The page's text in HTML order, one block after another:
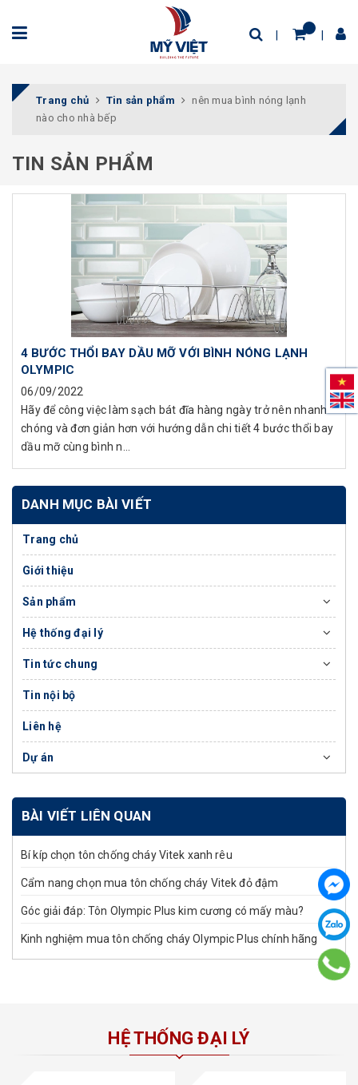
Trang chủ Tin sản phẩm
nên mua bình nóng lạnh
nào cho nhà bếp
TIN SẢN PHẨM
4 BƯỚC THỔI BAY DẦU MỠ VỚI BÌNH NÓNG LẠNH
OLYMPIC
06/09/2022
Hãy để công việc làm sạch bát đĩa hàng ngày trở nên nhanh
chóng và đơn giản hơn với hướng dẫn chi tiết 4 bước thổi bay
dầu mỡ cùng bình n...
DANH MỤC BÀI VIẾT
Trang chủ
Giới thiệu
Sản phẩm
Hệ thống đại lý
Tin tức chung
Tin nội bộ
Liên hệ
Dự án
BÀI VIẾT LIÊN QUAN
Bí kíp chọn tôn chống cháy Vitek xanh rêu
Cẩm nang chọn mua tôn chống cháy Vitek đỏ đậm
Góc giải đáp: Tôn Olympic Plus kim cương có mấy màu?
Kinh nghiệm mua tôn chống cháy Olympic Plus chính hãng
HỆ THỐNG ĐẠI LÝ